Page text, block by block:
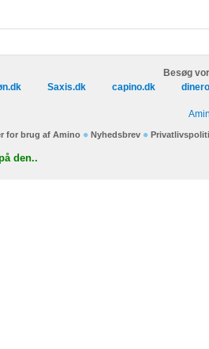
Besøg
Saxis.dk capino.dk
for brug af Amino Nyhedsbrev
den..